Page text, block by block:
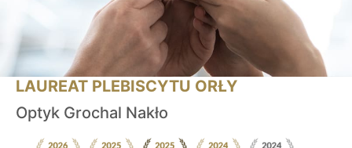
LAUREAT PLEBISCYTU ORŁY
Optyk Grochal Nakło